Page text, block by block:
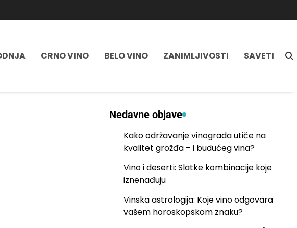
CRNO VINO BELO VINO ZANIMLJIVOSTI SAVETI
Nedavne objave
Kako održavanje vinograda utiče na
kvalitet grožđa – i budućeg vina?
Vino i deserti: Slatke kombinacije koje
iznenađuju
Vinska astrologija: Koje vino odgovara
vašem horoskopskom znaku?